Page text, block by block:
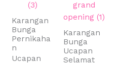
Karangan
Bunga
Pernikaha
n
Ucapan
Karangan
Bunga
Ucapan
Selamat